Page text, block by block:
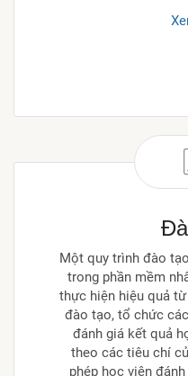
Một quy trình đào
trong phần mềm
thực hiện hiệu quả
đào tạo, tổ chức
đánh giá kết quả
theo các tiêu chí
phép học viên